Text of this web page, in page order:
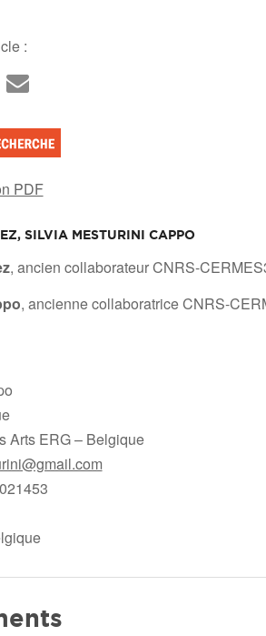
:
PDF
SILVIA MESTURINI CAPPO
, ancien collaborateur CNRS-
, ancienne collaboratrice CNRS-
Arts ERG – Belgique